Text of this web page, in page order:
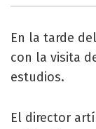
En la tarde
con la visita
estudios.
El director